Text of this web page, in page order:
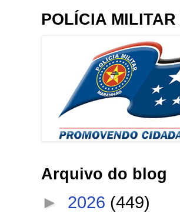
POLÍCIA
Arquivo do blog
► 2026 (449)